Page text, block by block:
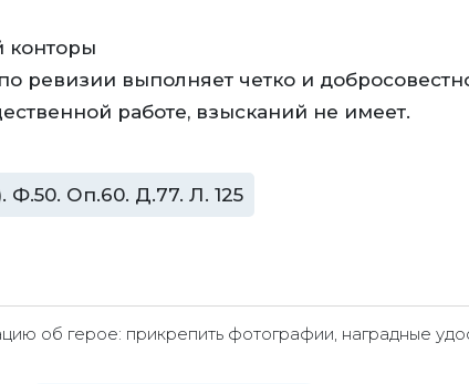
конторы
ревизии выполняет четко и
работе, взысканий не имеет.
Оп.60. Д.77. Л. 125
об герое: прикрепить фотографии, наградные